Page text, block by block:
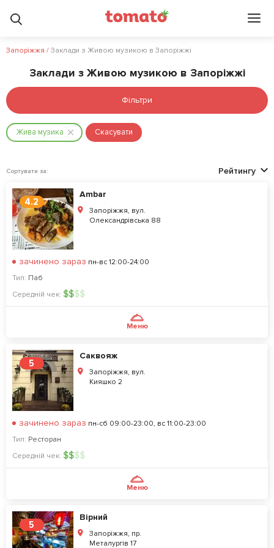
Запоріжжя / Заклади з Живою музикою в Запоріжжі
Заклади з Живою музикою в Запоріжжі
Фільтри
Жива музика Скасувати
Сортувати за: Рейтингу
4.2
Ambar
Запоріжжя, вул.
Олександрівська 88
зачинено зараз пн-вс 12:00-24:00
Тип: Паб
Середній чек: $$$$
Меню
5
Саквояж
Запоріжжя, вул.
Кияшко 2
зачинено зараз пн-сб 09:00-23:00, вс 11:00-23:00
Тип: Ресторан
Середній чек: $$$$
Меню
5
Вірний
Запоріжжя, пр.
Металургів 17